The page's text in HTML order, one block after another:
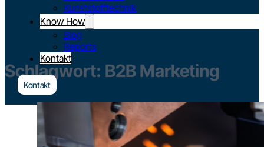
Kunststofftechnik
Know How
Blog
Reports
Kontakt
Kontakt
Schlagwort: B2B Marketing